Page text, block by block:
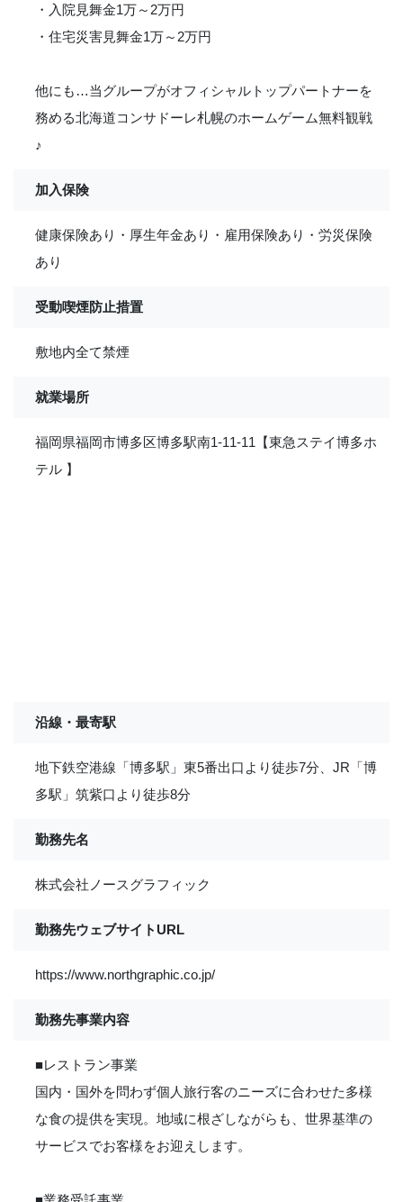
・入院見舞金1万～2万円
・住宅災害見舞金1万～2万円
他にも…当グループがオフィシャルトップパートナーを
務める北海道コンサドーレ札幌のホームゲーム無料観戦
♪
加入保険
健康保険あり・厚生年金あり・雇用保険あり・労災保険
あり
受動喫煙防止措置
敷地内全て禁煙
就業場所
福岡県福岡市博多区博多駅南1-11-11【東急ステイ博多ホ
テル 】
沿線・最寄駅
地下鉄空港線「博多駅」東5番出口より徒歩7分、JR「博
多駅」筑紫口より徒歩8分
勤務先名
株式会社ノースグラフィック
勤務先ウェブサイトURL
https://www.northgraphic.co.jp/
勤務先事業内容
■レストラン事業
国内・国外を問わず個人旅行客のニーズに合わせた多様
な食の提供を実現。地域に根ざしながらも、世界基準の
サービスでお客様をお迎えします。